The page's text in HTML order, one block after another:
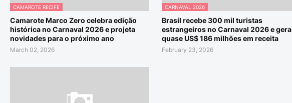
CAMAROTE RECIFE
Camarote Marco Zero celebra edição
histórica no Carnaval 2026 e projeta
novidades para o próximo ano
March 02, 2026
CARNAVAL 2026
Brasil recebe 300 mil turistas
estrangeiros no Carnaval 2026 e gera
quase US$ 186 milhões em receita
February 23, 2026